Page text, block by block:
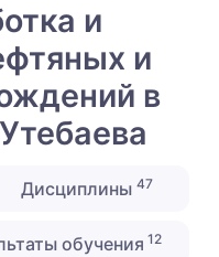
и
и
в
Дисциплины 47
обучения 12